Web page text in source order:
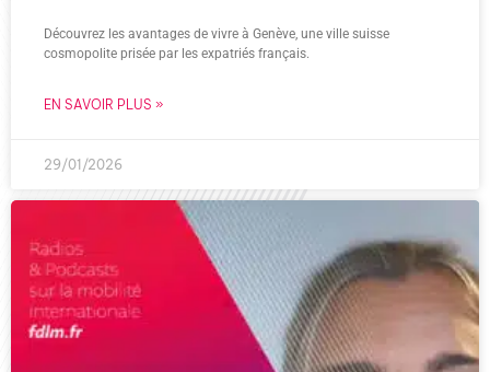
Découvrez les avantages de vivre à Genève, une ville suisse
cosmopolite prisée par les expatriés français.
EN SAVOIR PLUS »
29/01/2026